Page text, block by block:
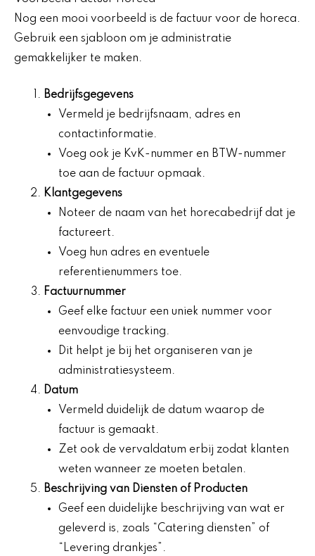
Nog een mooi voorbeeld is de factuur voor de horeca.
Gebruik een sjabloon om je administratie
gemakkelijker te maken.
Bedrijfsgegevens
Vermeld je bedrijfsnaam, adres en
contactinformatie.
Voeg ook je KvK-nummer en BTW-nummer
toe aan de factuur opmaak.
Klantgegevens
Noteer de naam van het horecabedrijf dat je
factureert.
Voeg hun adres en eventuele
referentienummers toe.
Factuurnummer
Geef elke factuur een uniek nummer voor
eenvoudige tracking.
Dit helpt je bij het organiseren van je
administratiesysteem.
Datum
Vermeld duidelijk de datum waarop de
factuur is gemaakt.
Zet ook de vervaldatum erbij zodat klanten
weten wanneer ze moeten betalen.
Beschrijving van Diensten of Producten
Geef een duidelijke beschrijving van wat er
geleverd is, zoals “Catering diensten” of
“Levering drankjes”.